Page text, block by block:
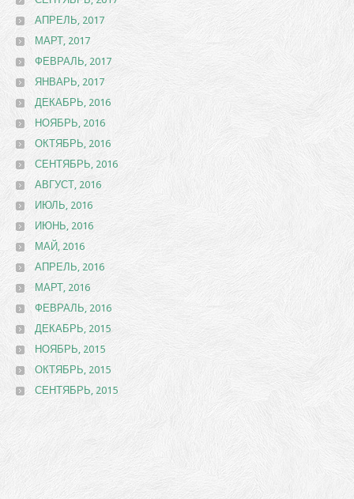
АПРЕЛЬ, 2017
МАРТ, 2017
ФЕВРАЛЬ, 2017
ЯНВАРЬ, 2017
ДЕКАБРЬ, 2016
НОЯБРЬ, 2016
ОКТЯБРЬ, 2016
СЕНТЯБРЬ, 2016
АВГУСТ, 2016
ИЮЛЬ, 2016
ИЮНЬ, 2016
МАЙ, 2016
АПРЕЛЬ, 2016
МАРТ, 2016
ФЕВРАЛЬ, 2016
ДЕКАБРЬ, 2015
НОЯБРЬ, 2015
ОКТЯБРЬ, 2015
СЕНТЯБРЬ, 2015